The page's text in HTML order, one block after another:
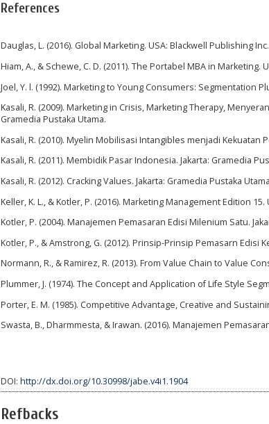
References
Dauglas, L. (2016). Global Marketing. USA: Blackwell Publishing Inc.
Hiam, A., & Schewe, C. D. (2011). The Portabel MBA in Marketing.
Joel, Y. l. (1992). Marketing to Young Consumers: Segmentation
Kasali, R. (2009). Marketing in Crisis, Marketing Therapy,
Gramedia Pustaka Utama.
Kasali, R. (2010). Myelin Mobilisasi Intangibles menjadi Kekuatan
Kasali, R. (2011). Membidik Pasar Indonesia. Jakarta: Gramedia
Kasali, R. (2012). Cracking Values. Jakarta: Gramedia Pustaka
Keller, K. L., & Kotler, P. (2016). Marketing Management Edition 15.
Kotler, P. (2004). Manajemen Pemasaran Edisi Milenium Satu.
Kotler, P., & Amstrong, G. (2012). Prinsip-Prinsip Pemasarn Edisi
Normann, R., & Ramirez, R. (2013). From Value Chain to Value
Plummer, J. (1974). The Concept and Application of Life Style
Porter, E. M. (1985). Competitive Advantage, Creative and
Swasta, B., Dharmmesta, & Irawan. (2016). Manajemen
DOI: http://dx.doi.org/10.30998/jabe.v4i1.1904
Refbacks